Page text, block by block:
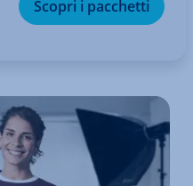
Scopri i pacchetti